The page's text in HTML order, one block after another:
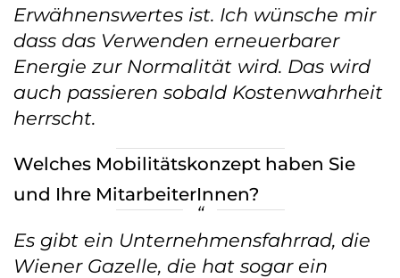
Erwähnenswertes ist. Ich wünsche mir
dass das Verwenden erneuerbarer
Energie zur Normalität wird. Das wird
auch passieren sobald Kostenwahrheit
herrscht.
Welches Mobilitätskonzept haben Sie
und Ihre MitarbeiterInnen?
Es gibt ein Unternehmensfahrrad, die
Wiener Gazelle, die hat sogar ein